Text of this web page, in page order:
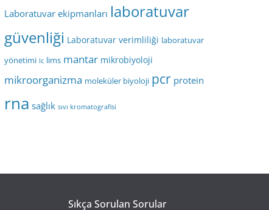
Laboratuvar ekipmanları laboratuvar
güvenliği Laboratuvar verimliliği laboratuvar
yönetimi lc lims mantar mikrobiyoloji
mikroorganizma moleküler biyoloji pcr protein
rna sağlık sıvı kromatografisi
Sıkça Sorulan Sorular